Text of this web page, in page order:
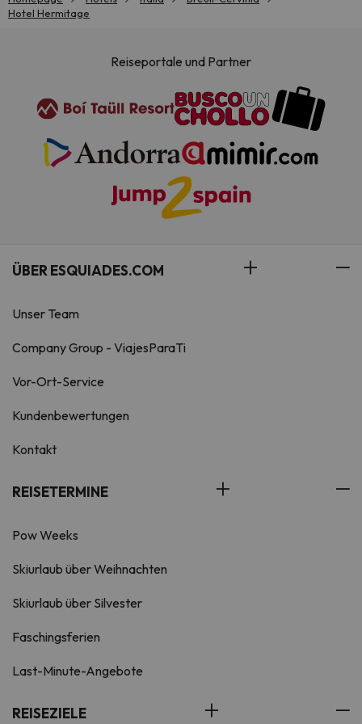
Hotel Hermitage
Reiseportale und Partner
ÜBER ESQUIADES.COM
Unser Team
Company Group - ViajesParaTi
Vor-Ort-Service
Kundenbewertungen
Kontakt
REISETERMINE
Pow Weeks
Skiurlaub über Weihnachten
Skiurlaub über Silvester
Faschingsferien
Last-Minute-Angebote
REISEZIELE